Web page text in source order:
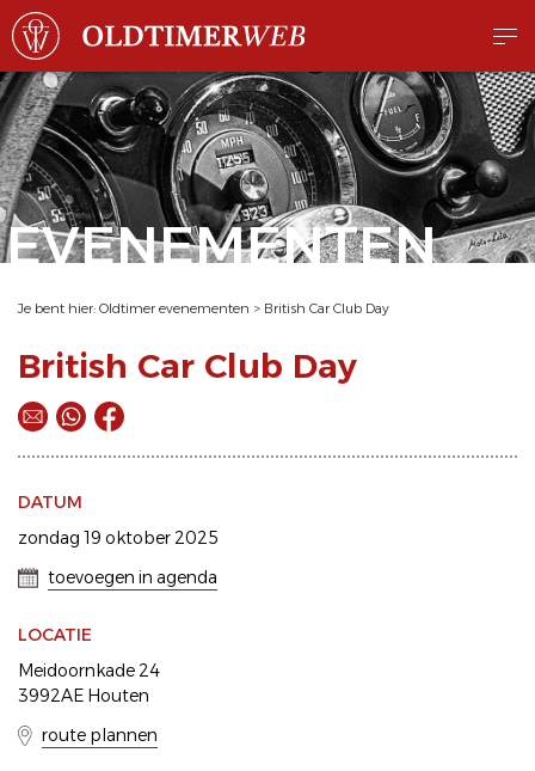
EVENEMENTEN
Je bent hier: Oldtimer evenementen > British Car Club Day
British Car Club Day
DATUM
zondag 19 oktober 2025
toevoegen in agenda
LOCATIE
Meidoornkade 24
3992AE Houten
route plannen